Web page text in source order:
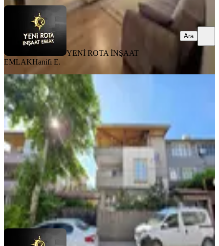
YENİ ROTA İNŞAAT
EMLAKHanifi E.
Ara
MANZARALI
Yeni Rota'dan Diş Hastanesi Civ.
Geniş 3+1 Kiralık Daire
Dulkadiroğlu, Mehmet Akif Mahallesi
·150 m² · 1. Kat 31.07.2026
18.000 ₺
YENİ ROTA İNŞAAT EMLAKHanifi E.